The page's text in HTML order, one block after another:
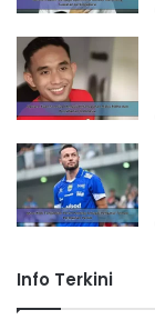
Info Terkini